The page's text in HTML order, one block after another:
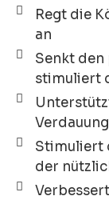
Regt die
an
Senkt den
stimuliert
Stimuliert
der